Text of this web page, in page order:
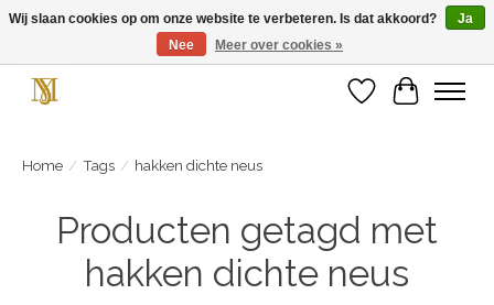
Unieke schoenen en een feestje aan je voeten! Gratis verzending vanaf € 75,-
Verlanglijst
Home / Tags / hakken dichte neus
Producten getagd met
hakken dichte neus
Wij slaan cookies op om onze website te verbeteren. Is dat akkoord?
Ja
Nee
Meer over cookies »